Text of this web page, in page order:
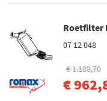
Roetfilter
07 12 048
€ 1.188,70
€